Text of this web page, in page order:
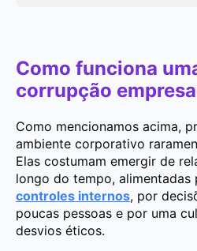
Como funciona
corrupção
Como mencionamos acima,
ambiente corporativo
Elas costumam emergir de
longo do tempo, alimentadas
controles internos, por
poucas pessoas e por uma
desvios éticos.